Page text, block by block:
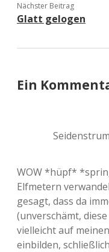
Nächster Beitrag
Glatt gelogen
Ein
WOW *hüpf*
Elfmetern
gesagt, dass da
(unverschämt,
vielleicht auf
einbilden,